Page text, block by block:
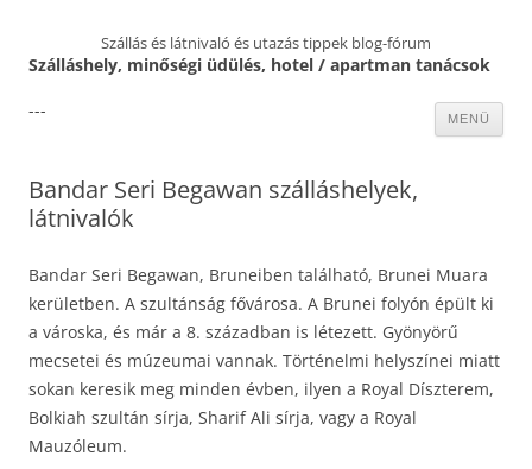
Szállás és látnivaló és utazás tippek blog-fórum
Szálláshely, minőségi üdülés, hotel / apartman tanácsok
MENÜ
---
Bandar Seri Begawan szálláshelyek,
látnivalók
Bandar Seri Begawan, Bruneiben található, Brunei Muara
kerületben. A szultánság fővárosa. A Brunei folyón épült ki
a városka, és már a 8. században is létezett. Gyönyörű
mecsetei és múzeumai vannak. Történelmi helyszínei miatt
sokan keresik meg minden évben, ilyen a Royal Díszterem,
Bolkiah szultán sírja, Sharif Ali sírja, vagy a Royal
Mauzóleum.